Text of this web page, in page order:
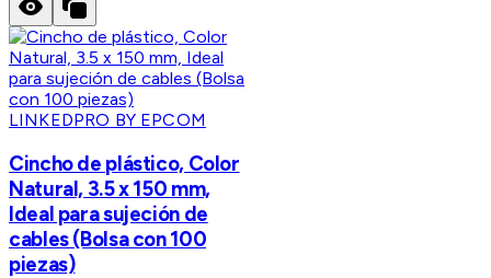
LINKEDPRO BY EPCOM
Cincho de plástico, Color
Natural, 3.5 x 150 mm,
Ideal para sujeción de
cables (Bolsa con 100
piezas)